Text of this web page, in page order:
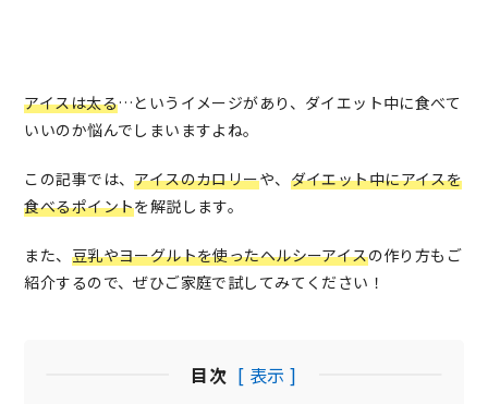
アイスは太る…というイメージがあり、ダイエット中に食べて
いいのか悩んでしまいますよね。
この記事では、アイスのカロリーや、 ダイエット中にアイスを
食べるポイントを解説します。
また、 豆乳やヨーグルトを使ったヘルシーアイスの作り方もご
紹介するので、ぜひご家庭で試してみてください！
目次 [ 表示 ]